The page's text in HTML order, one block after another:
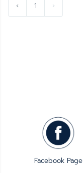
‹ 1 ›
Facebook Page